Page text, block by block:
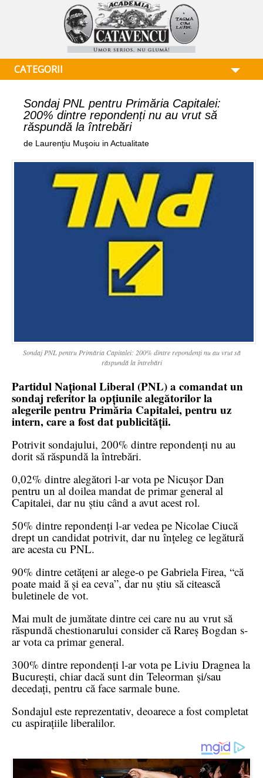
CATEGORII
Sondaj PNL pentru Primăria Capitalei:
200% dintre repondenți nu au vrut să
răspundă la întrebări
de Laurenţiu Muşoiu in Actualitate
Sondaj PNL pentru Primăria Capitalei: 200% dintre repondenți nu au vrut să
răspundă la întrebări
Partidul Național Liberal (PNL) a comandat un
sondaj referitor la opțiunile alegătorilor la
alegerile pentru Primăria Capitalei, pentru uz
intern, care a fost dat publicității.
Potrivit sondajului, 200% dintre repondenți nu au
dorit să răspundă la întrebări.
0,02% dintre alegători l-ar vota pe Nicușor Dan
pentru un al doilea mandat de primar general al
Capitalei, dar nu știu când a avut acest rol.
50% dintre repondenți l-ar vedea pe Nicolae Ciucă
drept un candidat potrivit, dar nu înțeleg ce legătură
are acesta cu PNL.
90% dintre cetățeni ar alege-o pe Gabriela Firea, “că
poate maid ă și ea ceva”, dar nu știu să citească
buletinele de vot.
Mai mult de jumătate dintre cei care nu au vrut să
răspundă chestionarului consider că Rareș Bogdan s-
ar vota ca primar general.
300% dintre repondenți l-ar vota pe Liviu Dragnea la
București, chiar dacă sunt din Teleorman și/sau
decedați, pentru că face sarmale bune.
Sondajul este reprezentativ, deoarece a fost completat
cu aspirațiile liberalilor.